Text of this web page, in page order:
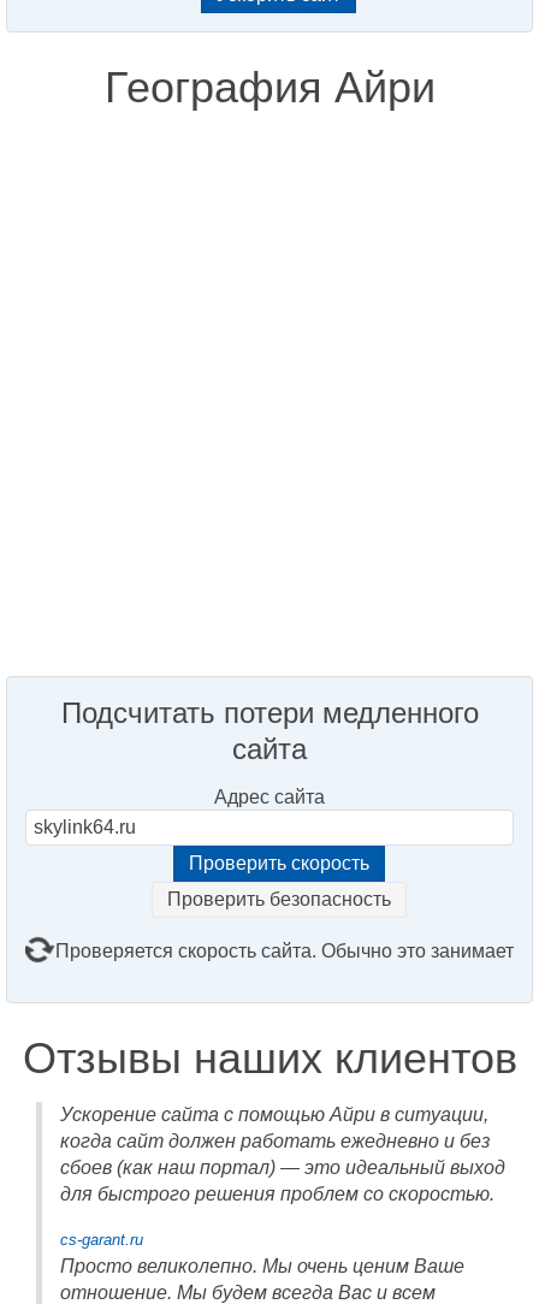
География Айри
Подсчитать потери медленного
сайта
Адрес сайта
Проверить безопасность
Проверяется скорость сайта. Обычно это занимает
Отзывы наших клиентов
Ускорение сайта с помощью Айри в ситуации,
когда сайт должен работать ежедневно и без
сбоев (как наш портал) — это идеальный выход
для быстрого решения проблем со скоростью.
cs-garant.ru
Просто великолепно. Мы очень ценим Ваше
отношение. Мы будем всегда Вас и всем